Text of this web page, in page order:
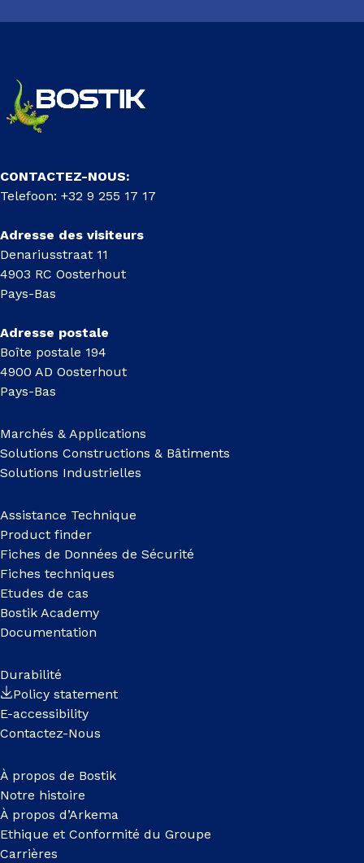
CONTACTEZ-NOUS:
Telefoon: +32 9 255 17 17
Adresse des visiteurs
Denariusstraat 11
4903 RC Oosterhout
Pays-Bas
Adresse postale
Boîte postale 194
4900 AD Oosterhout
Pays-Bas
Marchés & Applications
Solutions Constructions & Bâtiments
Solutions Industrielles
Assistance Technique
Product finder
Fiches de Données de Sécurité
Fiches techniques
Etudes de cas
Bostik Academy
Documentation
Durabilité
Policy statement
E-accessibility
Contactez-Nous
À propos de Bostik
Notre histoire
À propos d’Arkema
Ethique et Conformité du Groupe
Carrières